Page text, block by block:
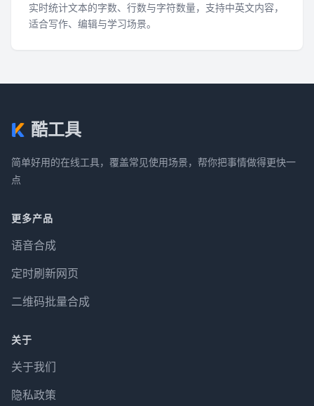
实时统计文本的字数、行数与字符数量，支持中英文内容，
适合写作、编辑与学习场景。
酷工具
简单好用的在线工具，覆盖常见使用场景，帮你把事情做得更快一
点
更多产品
语音合成
定时刷新网页
二维码批量合成
关于
关于我们
隐私政策